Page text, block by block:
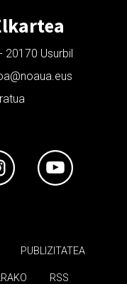
20170 Usurbil
PUBLIZITATEA
RSS